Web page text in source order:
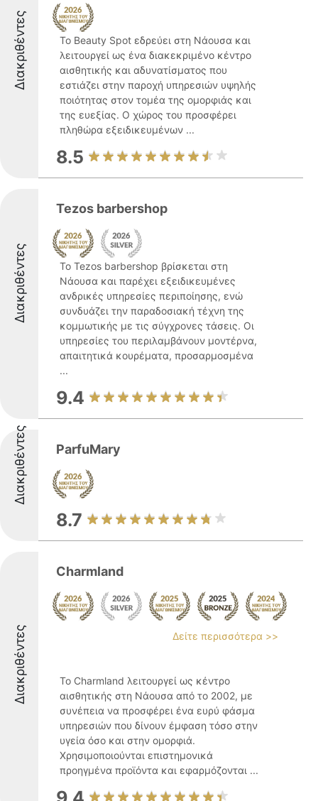
Διακριθέντες
Το Beauty Spot εδρεύει στη Νάουσα και
λειτουργεί ως ένα διακεκριμένο κέντρο
αισθητικής και αδυνατίσματος που
εστιάζει στην παροχή υπηρεσιών υψηλής
ποιότητας στον τομέα της ομορφιάς και
της ευεξίας. Ο χώρος του προσφέρει
πληθώρα εξειδικευμένων ...
8.5
Διακριθέντες
Tezos barbershop
Το Tezos barbershop βρίσκεται στη
Νάουσα και παρέχει εξειδικευμένες
ανδρικές υπηρεσίες περιποίησης, ενώ
συνδυάζει την παραδοσιακή τέχνη της
κομμωτικής με τις σύγχρονες τάσεις. Οι
υπηρεσίες του περιλαμβάνουν μοντέρνα,
απαιτητικά κουρέματα, προσαρμοσμένα
...
9.4
Διακριθέντες ParfuMary
8.7
Διακριθέντες
Charmland
Δείτε περισσότερα >>
Το Charmland λειτουργεί ως κέντρο
αισθητικής στη Νάουσα από το 2002, με
συνέπεια να προσφέρει ένα ευρύ φάσμα
υπηρεσιών που δίνουν έμφαση τόσο στην
υγεία όσο και στην ομορφιά.
Χρησιμοποιούνται επιστημονικά
προηγμένα προϊόντα και εφαρμόζονται ...